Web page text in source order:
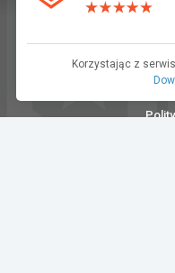
Korzystając z